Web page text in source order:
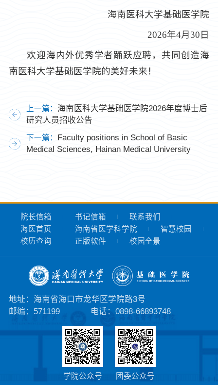
海南医科大学基础医学院
2026年4月30日
欢迎海内外优秀学者踊跃应聘，共同创造海
南医科大学基础医学院的美好未来！
上一篇： 海南医科大学基础医学院2026年度博士后
研究人员招收公告
下一篇： Faculty positions in School of Basic
Medical Sciences, Hainan Medical University
院长信箱 书记信箱
联系我们
海医首页
海南省医学科学院
智慧校园
校历查询
正版软件 校园全景
地址：海南省海口市龙华区学院路3号
邮编：571199
电话：0898-66893748
学院公众号 团委公众号